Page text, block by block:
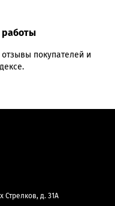
покупателей и
Стрелков, д. 31А